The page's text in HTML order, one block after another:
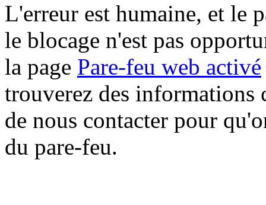
L'erreur est humaine, et le
le blocage n'est pas
la page Pare-feu web activé
trouverez des informations
de nous contacter pour
du pare-feu.